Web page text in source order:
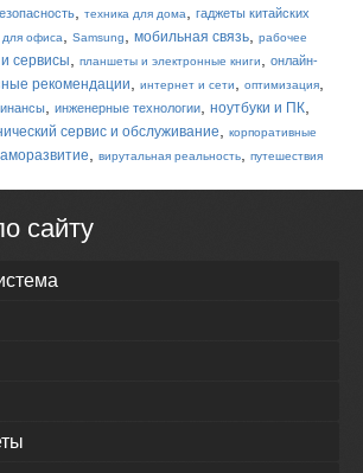
, техника для дома, гаджеты китайских
для офиса, Samsung, мобильная связь, рабочее
сервисы, планшеты и электронные книги, онлайн-
рекомендации, интернет и сети, оптимизация,
, инженерные технологии, ноутбуки и ПК,
сервис и обслуживание, корпоративные
, вирутальная реальность, путешествия
сайту